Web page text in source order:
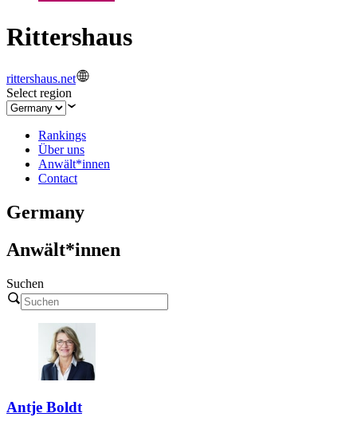
Rittershaus
rittershaus.net
Select region
Rankings
Über uns
Anwält*innen
Contact
Germany
Anwält*innen
Suchen
Antje Boldt